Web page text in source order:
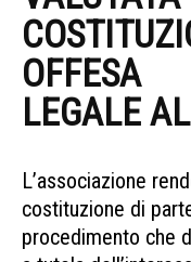
OFFESA
LEGALE
L’associazione
costituzione di
procedimento che